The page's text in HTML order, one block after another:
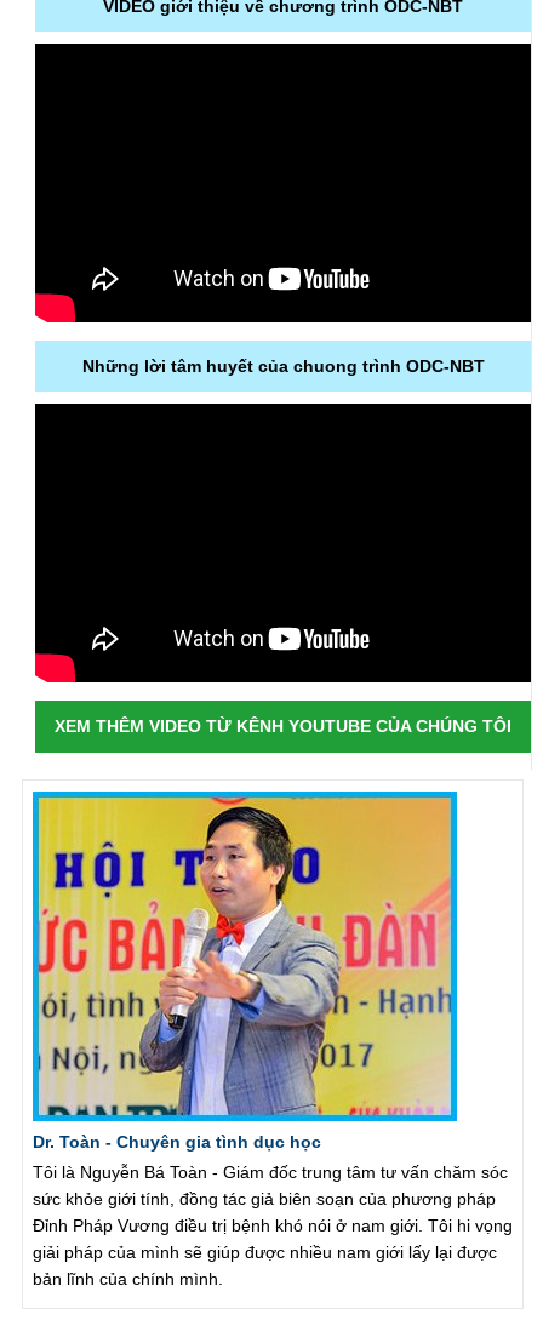
VIDEO giới thiệu về chương trình ODC-NBT
Những lời tâm huyết của chuong trình ODC-NBT
XEM THÊM VIDEO TỪ KÊNH YOUTUBE CỦA CHÚNG TÔI
Dr. Toàn - Chuyên gia tình dục học
Tôi là Nguyễn Bá Toàn - Giám đốc trung tâm tư vấn chăm sóc
sức khỏe giới tính, đồng tác giả biên soạn của phương pháp
Đỉnh Pháp Vương điều trị bệnh khó nói ở nam giới. Tôi hi vọng
giải pháp của mình sẽ giúp được nhiều nam giới lấy lại được
bản lĩnh của chính mình.